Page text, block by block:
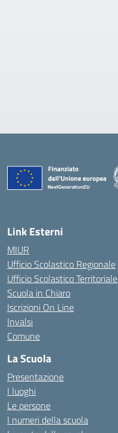
Link Esterni
MIUR
Ufficio Scolastico Regionale
Ufficio Scolastico Territoriale
Scuola in Chiaro
Iscrizioni On Line
Invalsi
Comune
La Scuola
Presentazione
I luoghi
Le persone
I numeri della scuola